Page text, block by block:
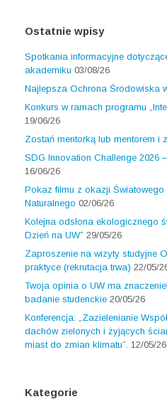
Ostatnie wpisy
Spotkania informacyjne
akademiku 03/08/26
Najlepsza Ochrona Środowiska
Konkurs w ramach programu
19/06/26
Zostań mentorką lub mentorem i
SDG Innovation Challenge 2026
16/06/26
Pokaz filmu z okazji
Naturalnego 02/06/26
Kolejna odsłona ekologicznego
Dzień na UW” 29/05/26
Zaproszenie na wizyty studyjne
praktyce (rekrutacja trwa) 22/05/
Twoja opinia o UW ma
badanie studenckie 20/05/26
Konferencja: „Zazielenianie
dachów zielonych i żyjących
miast do zmian klimatu”. 12/05/26
Kategorie